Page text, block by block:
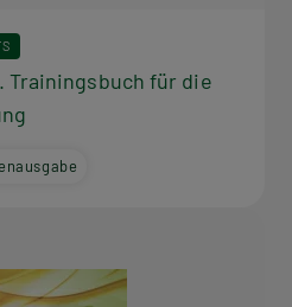
Trainingsbuch für die